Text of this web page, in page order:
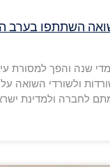
השואה השתתפו
שנה והפך למסורת
ולשורדי השואה
לחברה ולמדינת